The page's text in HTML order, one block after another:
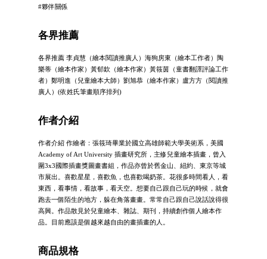
#夥伴關係
各界推薦
各界推薦 李貞慧（繪本閱讀推廣人）海狗房東（繪本工作者）陶
樂蒂（繪本作家）黃郁欽（繪本作家）黃筱茵（童書翻譯評論工作
者）鄭明進（兒童繪本大師）劉旭恭（繪本作家）盧方方（閱讀推
廣人）(依姓氏筆畫順序排列)
作者介紹
作者介紹 作繪者：張筱琦畢業於國立高雄師範大學美術系，美國
Academy of Art University 插畫研究所，主修兒童繪本插畫，曾入
圍3x3國際插畫獎圖畫書組，作品亦曾於舊金山、紐約、東京等城
市展出。喜歡星星，喜歡魚，也喜歡喝奶茶。花很多時間看人，看
東西，看事情，看故事，看天空。想要自己跟自己玩的時候，就會
跑去一個陌生的地方，躲在角落畫畫。常常自己跟自己說話說得很
高興。作品散見於兒童繪本、雜誌、期刊，持續創作個人繪本作
品。目前應該是個越來越自由的畫插畫的人。
商品規格